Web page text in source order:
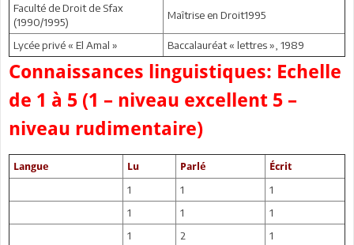
Faculté de Droit de Sfax
(1990/1995)
Maîtrise en Droit1995
Lycée privé « El Amal » Baccalauréat « lettres », 1989
Connaissances linguistiques: Echelle
de 1 à 5 (1 – niveau excellent 5 –
niveau rudimentaire)
Langue Lu Parlé Écrit
1 1
1
1
1
1
1
2 1